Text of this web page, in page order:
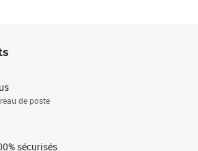
de poste
sécurisés